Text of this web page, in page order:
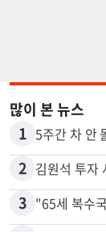
많이 본 뉴스
1 5주간 차 안
2 김원석 투자